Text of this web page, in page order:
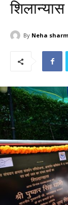
शिलान्यास
By Neha